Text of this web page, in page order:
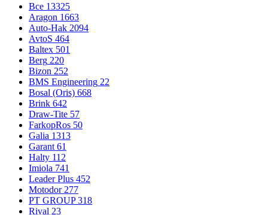
Все 13325
Aragon 1663
Auto-Hak 2094
AvtoS 464
Baltex 501
Berg 220
Bizon 252
BMS Engineering 22
Bosal (Oris) 668
Brink 642
Draw-Tite 57
FarkopRos 50
Galia 1313
Garant 61
Halty 112
Imiola 741
Leader Plus 452
Motodor 277
PT GROUP 318
Rival 23